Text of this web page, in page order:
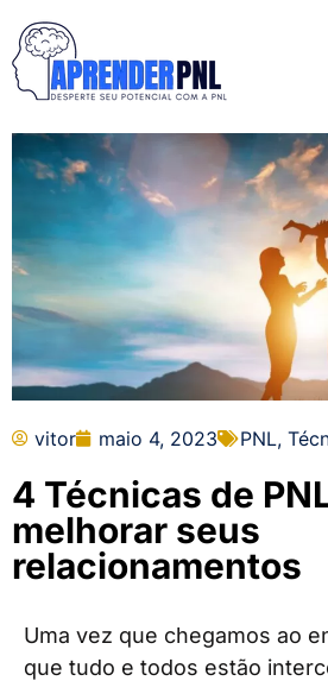
vitor maio 4, 2023 PNL,
4 Técnicas de
melhorar seus
relacionamentos
Uma vez que chegamos ao
que tudo e todos estão